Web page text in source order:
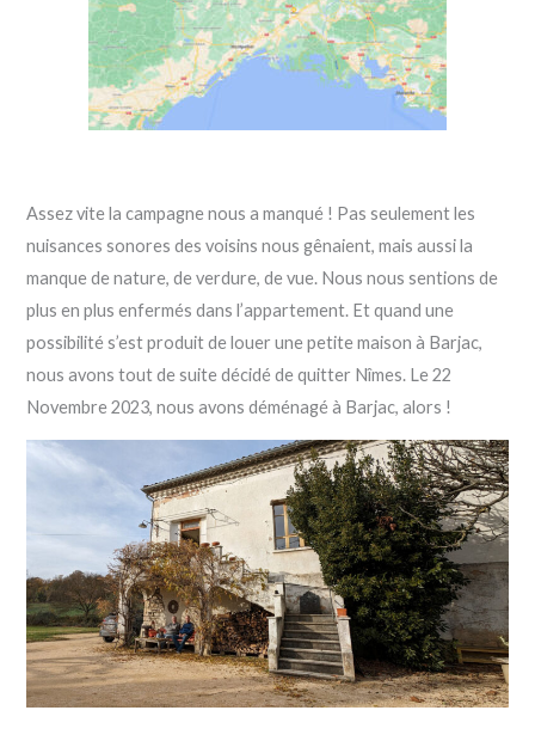
Assez vite la campagne nous a manqué ! Pas seulement les
nuisances sonores des voisins nous gênaient, mais aussi la
manque de nature, de verdure, de vue. Nous nous sentions de
plus en plus enfermés dans l’appartement. Et quand une
possibilité s’est produit de louer une petite maison à Barjac,
nous avons tout de suite décidé de quitter Nîmes. Le 22
Novembre 2023, nous avons déménagé à Barjac, alors !